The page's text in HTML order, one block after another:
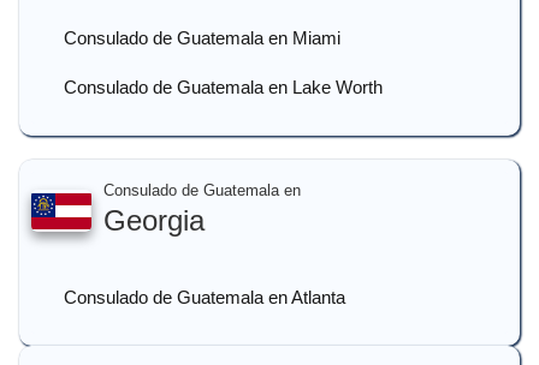
Consulado de Guatemala en Miami
Consulado de Guatemala en Lake Worth
Consulado de Guatemala en
Georgia
Consulado de Guatemala en Atlanta